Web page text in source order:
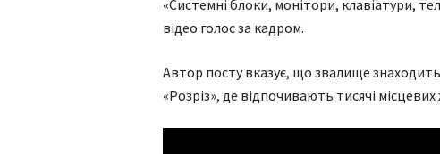
«Системні блоки, монітори, клавіатури,
відео голос за кадром.
Автор посту вказує, що звалище
«Розріз», де відпочивають тисячі місцевих